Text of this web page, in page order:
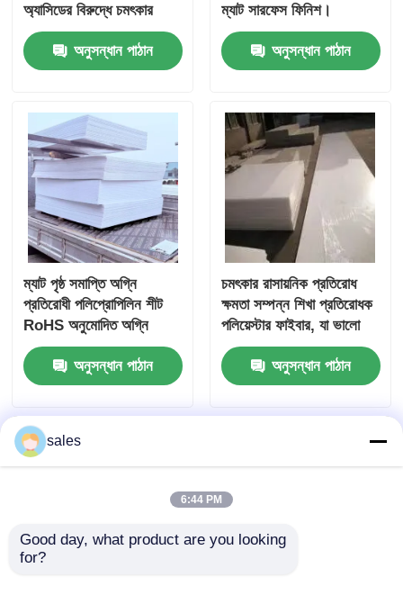
অ্যাসিডের বিরুদ্ধে চমৎকার
রাসায়নিক প্রতিরোধের
আলকালিস সাদা ধূসর বেগুন
সায়ান নীল
অনুসন্ধান পাঠান
ম্যাট সারফেস ফিনিশ।
নিরাপত্তা ভেস্ট এবং শিখা
প্রতিরোধী পোশাকের জন্য
প্রস্তাবিত।
অনুসন্ধান পাঠান
ম্যাট পৃষ্ঠ সমাপ্তি অগ্নি
প্রতিরোধী পলিপ্রোপিলিন শীট
RoHS অনুমোদিত অগ্নি
প্রতিরোধী উপাদান নিরাপত্তা
এবং যান্ত্রিক ব্যবহারের জন্য
ডিজাইন করা
অনুসন্ধান পাঠান
চমৎকার রাসায়নিক প্রতিরোধ
ক্ষমতা সম্পন্ন শিখা প্রতিরোধক
পলিয়েস্টার ফাইবার, যা ভালো
ইউভি প্রতিরোধের
বৈশিষ্ট্যযুক্ত। অগ্নি প্রতিরোধী
কাপড় এবং নিরাপত্তা সরঞ্জামের
অনুসন্ধান পাঠান
sales
6:44 PM
Good day, what product are you looking
for?